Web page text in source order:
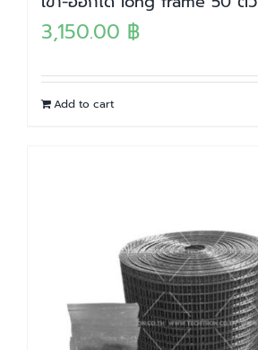
3,150.00 ฿
Add to cart